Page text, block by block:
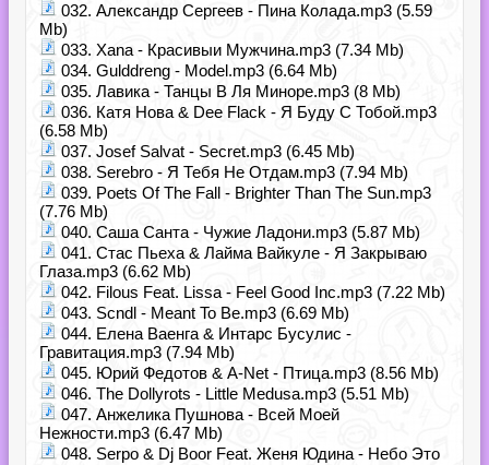
032. Александр Сергеев - Пина Колада.mp3 (5.59
Mb)
033. Xana - Красивыи Мужчина.mp3 (7.34 Mb)
034. Gulddreng - Model.mp3 (6.64 Mb)
035. Лавика - Танцы В Ля Миноре.mp3 (8 Mb)
036. Катя Нова & Dee Flack - Я Буду С Тобой.mp3
(6.58 Mb)
037. Josef Salvat - Secret.mp3 (6.45 Mb)
038. Serebro - Я Тебя Не Отдам.mp3 (7.94 Mb)
039. Poets Of The Fall - Brighter Than The Sun.mp3
(7.76 Mb)
040. Саша Санта - Чужие Ладони.mp3 (5.87 Mb)
041. Стас Пьеха & Лайма Вайкуле - Я Закрываю
Глаза.mp3 (6.62 Mb)
042. Filous Feat. Lissa - Feel Good Inc.mp3 (7.22 Mb)
043. Scndl - Meant To Be.mp3 (6.69 Mb)
044. Елена Ваенга & Интарс Бусулис -
Гравитация.mp3 (7.94 Mb)
045. Юрий Федотов & A-Net - Птица.mp3 (8.56 Mb)
046. The Dollyrots - Little Medusa.mp3 (5.51 Mb)
047. Анжелика Пушнова - Всей Моей
Нежности.mp3 (6.47 Mb)
048. Serpo & Dj Boor Feat. Женя Юдина - Небо Это